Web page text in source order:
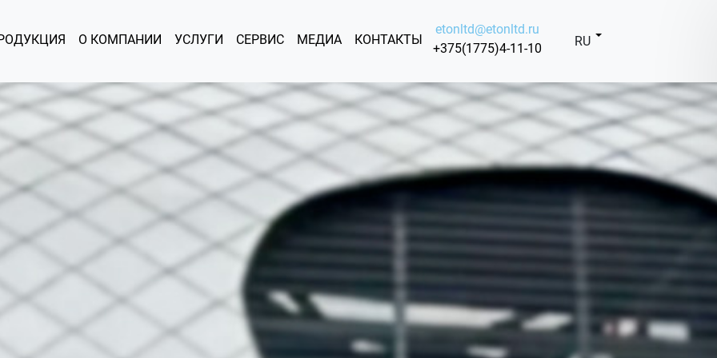
О КОМПАНИИ УСЛУГИ СЕРВИС МЕДИА КОНТАКТЫ
etonltd@etonltd.ru
+375(1775)4-11-10
RU